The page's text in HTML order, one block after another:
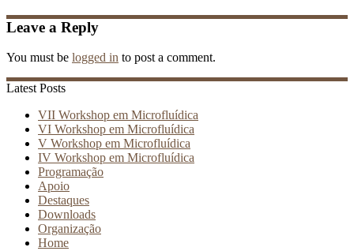
Leave a Reply
You must be logged in to post a comment.
Latest Posts
VII Workshop em Microfluídica
VI Workshop em Microfluídica
V Workshop em Microfluídica
IV Workshop em Microfluídica
Programação
Apoio
Destaques
Downloads
Organização
Home